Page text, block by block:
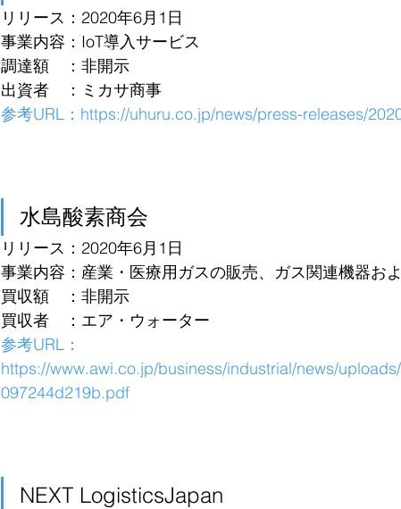
リリース：2020年6月1日
事業内容：IoT導入サービス
調達額　：非開示
出資者　：ミカサ商事
参考URL： https://uhuru.co.jp/news/press-releases/
水島酸素商会
リリース：2020年6月1日
事業内容：産業・医療用ガスの販売、ガス関連機器お
買収額　：非開示
買収者　：エア・ウォーター
参考URL：
https://www.awi.co.jp/business/industrial/news/
097244d219b.pdf
NEXT LogisticsJapan